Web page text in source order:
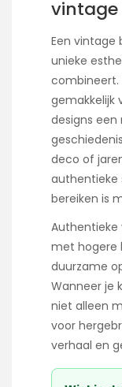
Een vintage
unieke
combineert.
gemakkelijk
designs
deco of
authentieke
bereiken is
Authentieke
met hogere
duurzame
Wanneer je
niet alleen
voor
verhaal en